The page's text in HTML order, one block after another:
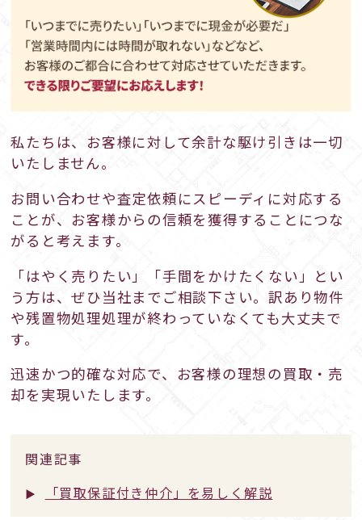
私たちは、お客様に対して余計な駆け引きは一切
いたしません。
お問い合わせや査定依頼にスピーディに対応する
ことが、お客様からの信頼を獲得することにつな
がると考えます。
「はやく売りたい」「手間をかけたくない」とい
う方は、ぜひ当社までご相談下さい。訳あり物件
や残置物処理処理が終わっていなくても大丈夫で
す。
迅速かつ的確な対応で、お客様の理想の買取・売
却を実現いたします。
関連記事
「買取保証付き仲介」を易しく解説